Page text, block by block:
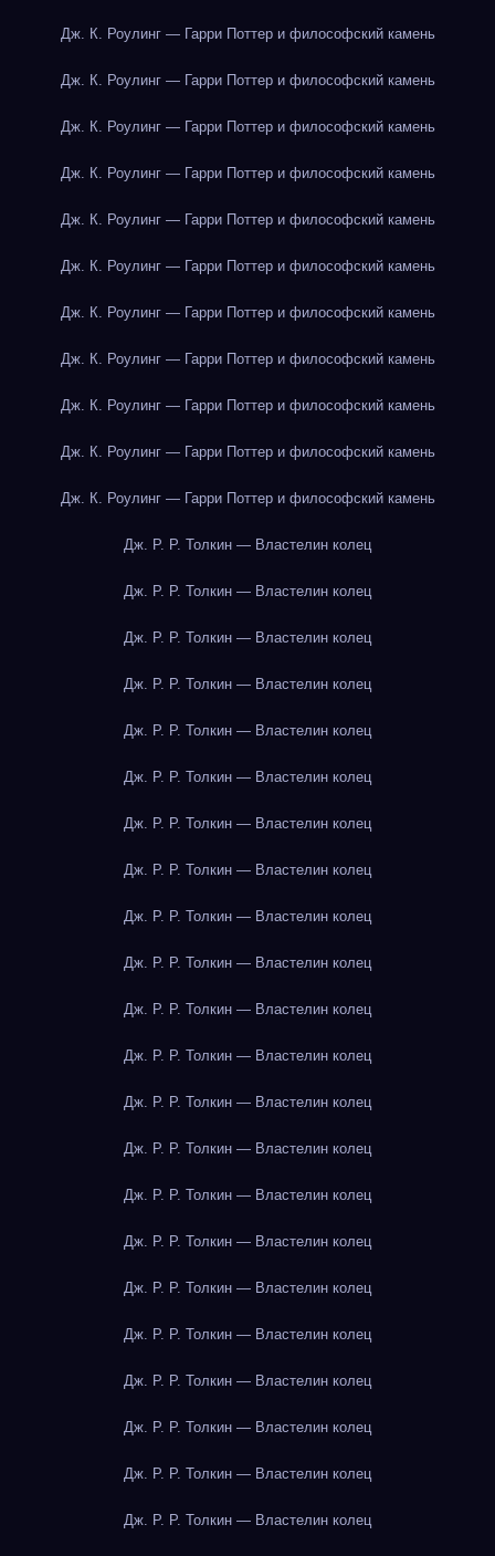
Дж. К. Роулинг — Гарри Поттер и философский камень
Дж. К. Роулинг — Гарри Поттер и философский камень
Дж. К. Роулинг — Гарри Поттер и философский камень
Дж. К. Роулинг — Гарри Поттер и философский камень
Дж. К. Роулинг — Гарри Поттер и философский камень
Дж. К. Роулинг — Гарри Поттер и философский камень
Дж. К. Роулинг — Гарри Поттер и философский камень
Дж. К. Роулинг — Гарри Поттер и философский камень
Дж. К. Роулинг — Гарри Поттер и философский камень
Дж. К. Роулинг — Гарри Поттер и философский камень
Дж. К. Роулинг — Гарри Поттер и философский камень
Дж. Р. Р. Толкин — Властелин колец
Дж. Р. Р. Толкин — Властелин колец
Дж. Р. Р. Толкин — Властелин колец
Дж. Р. Р. Толкин — Властелин колец
Дж. Р. Р. Толкин — Властелин колец
Дж. Р. Р. Толкин — Властелин колец
Дж. Р. Р. Толкин — Властелин колец
Дж. Р. Р. Толкин — Властелин колец
Дж. Р. Р. Толкин — Властелин колец
Дж. Р. Р. Толкин — Властелин колец
Дж. Р. Р. Толкин — Властелин колец
Дж. Р. Р. Толкин — Властелин колец
Дж. Р. Р. Толкин — Властелин колец
Дж. Р. Р. Толкин — Властелин колец
Дж. Р. Р. Толкин — Властелин колец
Дж. Р. Р. Толкин — Властелин колец
Дж. Р. Р. Толкин — Властелин колец
Дж. Р. Р. Толкин — Властелин колец
Дж. Р. Р. Толкин — Властелин колец
Дж. Р. Р. Толкин — Властелин колец
Дж. Р. Р. Толкин — Властелин колец
Дж. Р. Р. Толкин — Властелин колец